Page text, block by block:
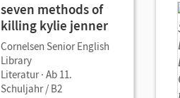
seven methods of
killing kylie jenner
Cornelsen Senior English
Library
Literatur · Ab 11.
Schuljahr / B2